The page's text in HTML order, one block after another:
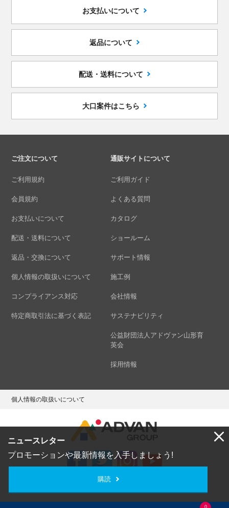
0
ニュースレター
プロモーションや最新情報を入手しましょう!
購読
お支払いについて
返品について
配送・送料について
大口案件はこちら
ご注文について
ご利用規約
会員規約
お支払いについて
配送・送料について
返品・交換について
個人情報の取扱いについて
コンプライアンス対応
特定商取引法に基づく表記
通販サイトについて
ご利用ガイド
よくある質問
カタログ
ショールーム
サポート情報
施工例
会社情報
サステナビリティ
公益財団法人アドヴァン山形育
英会
採用情報
個人情報の取扱いについて